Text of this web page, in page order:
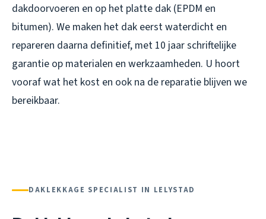
dakdoorvoeren en op het platte dak (EPDM en
bitumen). We maken het dak eerst waterdicht en
repareren daarna definitief, met 10 jaar schriftelijke
garantie op materialen en werkzaamheden. U hoort
vooraf wat het kost en ook na de reparatie blijven we
bereikbaar.
DAKLEKKAGE SPECIALIST IN LELYSTAD